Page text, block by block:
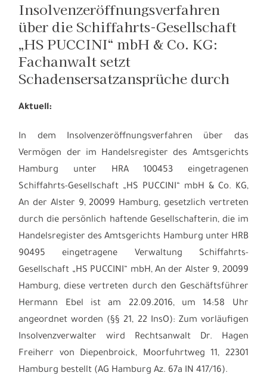
Insolvenzeröffnungsverfahren
über die Schiffahrts-Gesellschaft
„HS PUCCINI“ mbH & Co. KG:
Fachanwalt setzt
Schadensersatzansprüche durch
Aktuell:
In dem Insolvenzeröffnungsverfahren über das
Vermögen der im Handelsregister des Amtsgerichts
Hamburg unter HRA 100453 eingetragenen
Schiffahrts-Gesellschaft „HS PUCCINI“ mbH & Co. KG,
An der Alster 9, 20099 Hamburg, gesetzlich vertreten
durch die persönlich haftende Gesellschafterin, die im
Handelsregister des Amtsgerichts Hamburg unter HRB
90495 eingetragene Verwaltung Schiffahrts-
Gesellschaft „HS PUCCINI“ mbH, An der Alster 9, 20099
Hamburg, diese vertreten durch den Geschäftsführer
Hermann Ebel ist am 22.09.2016, um 14:58 Uhr
angeordnet worden (§§ 21, 22 InsO): Zum vorläufigen
Insolvenzverwalter
wird Rechtsanwalt Dr. Hagen
Freiherr von Diepenbroick, Moorfuhrtweg 11, 22301
Hamburg bestellt (AG Hamburg Az. 67a IN 417/16).